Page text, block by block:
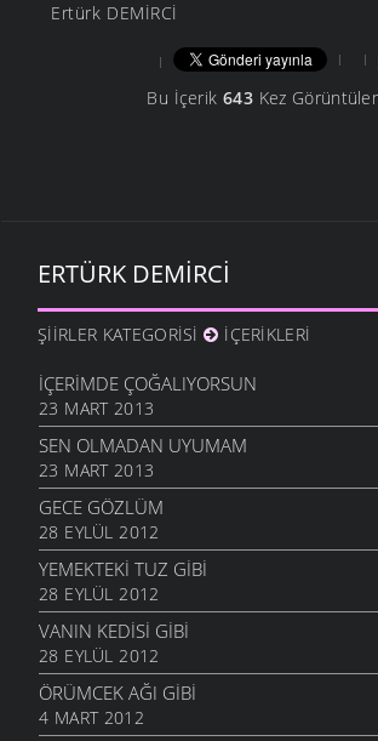
Ertürk DEMİRCİ
Bu İçerik 643Kez
ERTÜRK DEMIRCI
ŞIIRLER KATEGORISI İÇERIKLERI
İÇERIMDE ÇOĞALIYORSUN
23 MART 2013
SEN OLMADAN UYUMAM
23 MART 2013
GECE GÖZLÜM
28 EYLÜL 2012
YEMEKTEKI TUZ GIBI
28 EYLÜL 2012
VANIN KEDISI GIBI
28 EYLÜL 2012
ÖRÜMCEK AĞI GIBI
4 MART 2012